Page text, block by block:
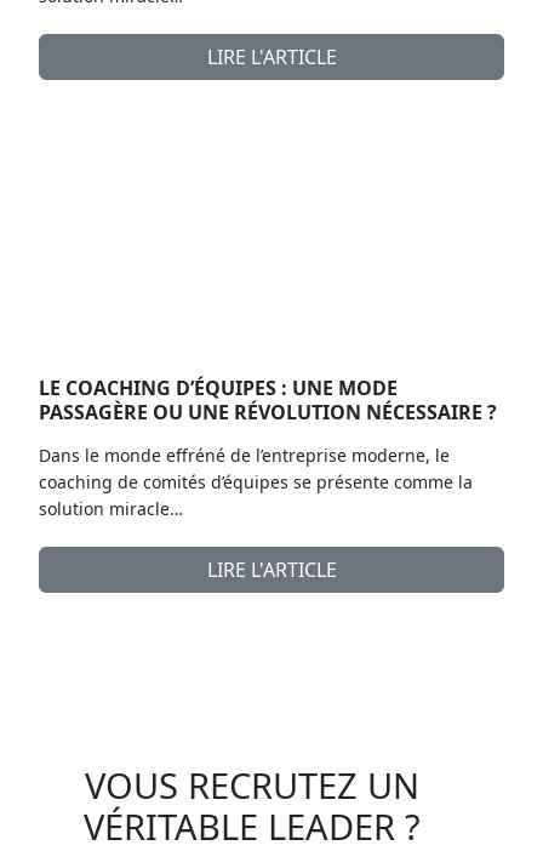
LIRE L'ARTICLE
LE COACHING D’ÉQUIPES : UNE MODE
PASSAGÈRE OU UNE RÉVOLUTION NÉCESSAIRE ?
Dans le monde effréné de l’entreprise moderne, le
coaching de comités d’équipes se présente comme la
solution miracle…
LIRE L'ARTICLE
VOUS RECRUTEZ UN
VÉRITABLE LEADER ?